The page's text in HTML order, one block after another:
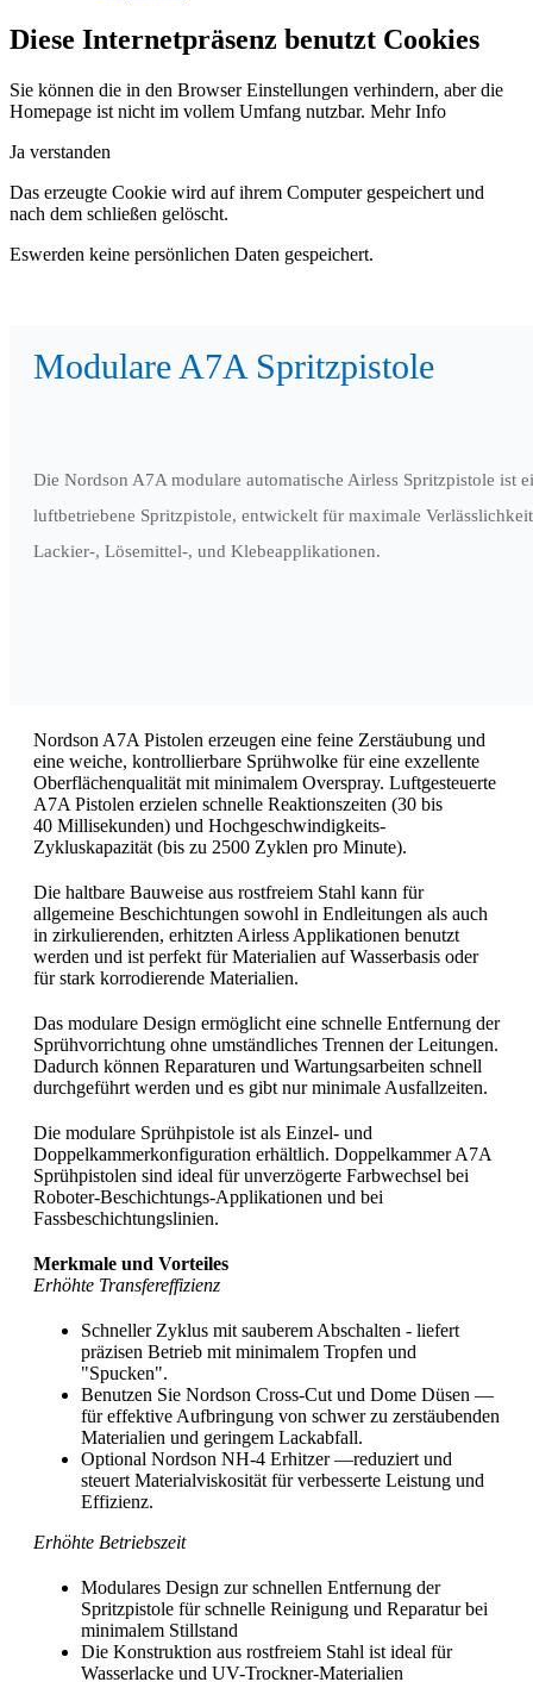
Diese Internetpräsenz benutzt Cookies
Sie können die in den Browser Einstellungen verhindern, aber die
Homepage ist nicht im vollem Umfang nutzbar. Mehr Info
Ja verstanden
Das erzeugte Cookie wird auf ihrem Computer gespeichert und
nach dem schließen gelöscht.
Eswerden keine persönlichen Daten gespeichert.
Modulare A7A Spritzpistole
Die Nordson A7A modulare automatische Airless Spritzpistole ist
luftbetriebene Spritzpistole, entwickelt für maximale
Lackier-, Lösemittel-, und Klebeapplikationen.
Nordson A7A Pistolen erzeugen eine feine Zerstäubung und
eine weiche, kontrollierbare Sprühwolke für eine exzellente
Oberflächenqualität mit minimalem Overspray. Luftgesteuerte
A7A Pistolen erzielen schnelle Reaktionszeiten (30 bis
40 Millisekunden) und Hochgeschwindigkeits-
Zykluskapazität (bis zu 2500 Zyklen pro Minute).
Die haltbare Bauweise aus rostfreiem Stahl kann für
allgemeine Beschichtungen sowohl in Endleitungen als auch
in zirkulierenden, erhitzten Airless Applikationen benutzt
werden und ist perfekt für Materialien auf Wasserbasis oder
für stark korrodierende Materialien.
Das modulare Design ermöglicht eine schnelle Entfernung der
Sprühvorrichtung ohne umständliches Trennen der Leitungen.
Dadurch können Reparaturen und Wartungsarbeiten schnell
durchgeführt werden und es gibt nur minimale Ausfallzeiten.
Die modulare Sprühpistole ist als Einzel- und
Doppelkammerkonfiguration erhältlich. Doppelkammer A7A
Sprühpistolen sind ideal für unverzögerte Farbwechsel bei
Roboter-Beschichtungs-Applikationen und bei
Fassbeschichtungslinien.
Merkmale und Vorteiles
Erhöhte Transfereffizienz
Schneller Zyklus mit sauberem Abschalten - liefert
präzisen Betrieb mit minimalem Tropfen und
"Spucken".
Benutzen Sie Nordson Cross-Cut und Dome Düsen —
für effektive Aufbringung von schwer zu zerstäubenden
Materialien und geringem Lackabfall.
Optional Nordson NH-4 Erhitzer —reduziert und
steuert Materialviskosität für verbesserte Leistung und
Effizienz.
Erhöhte Betriebszeit
Modulares Design zur schnellen Entfernung der
Spritzpistole für schnelle Reinigung und Reparatur bei
minimalem Stillstand
Die Konstruktion aus rostfreiem Stahl ist ideal für
Wasserlacke und UV-Trockner-Materialien